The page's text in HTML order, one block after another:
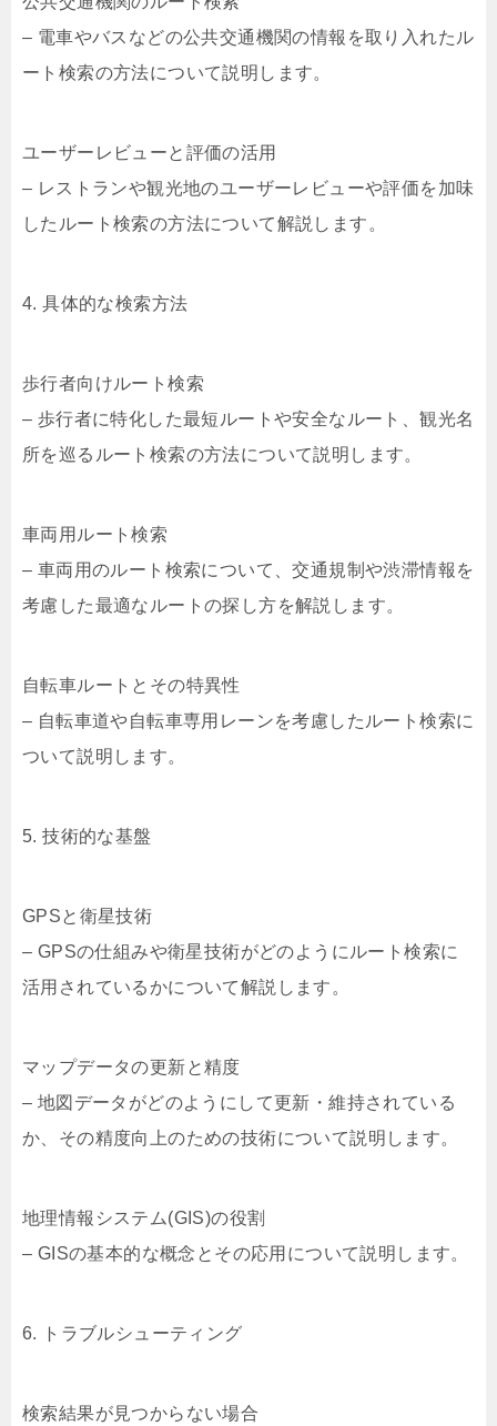
– 電車やバスなどの公共交通機関の情報を取り入れたル
ート検索の方法について説明します。
ユーザーレビューと評価の活用
– レストランや観光地のユーザーレビューや評価を加味
したルート検索の方法について解説します。
4. 具体的な検索方法
歩行者向けルート検索
– 歩行者に特化した最短ルートや安全なルート、観光名
所を巡るルート検索の方法について説明します。
車両用ルート検索
– 車両用のルート検索について、交通規制や渋滞情報を
考慮した最適なルートの探し方を解説します。
自転車ルートとその特異性
– 自転車道や自転車専用レーンを考慮したルート検索に
ついて説明します。
5. 技術的な基盤
GPSと衛星技術
– GPSの仕組みや衛星技術がどのようにルート検索に
活用されているかについて解説します。
マップデータの更新と精度
– 地図データがどのようにして更新・維持されている
か、その精度向上のための技術について説明します。
地理情報システム(GIS)の役割
– GISの基本的な概念とその応用について説明します。
6. トラブルシューティング
検索結果が見つからない場合